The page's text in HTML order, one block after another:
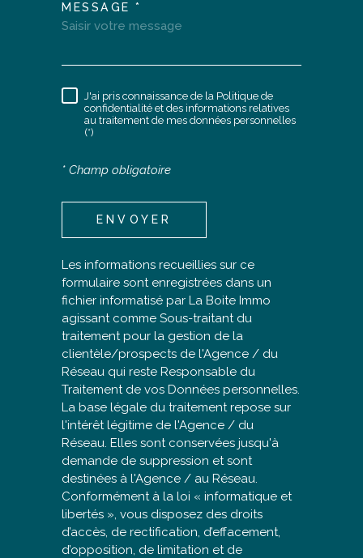
MESSAGE *
RÈGLEMENTATION
J'ai pris connaissance de la Politique de
confidentialité et des informations relatives
au traitement de mes données personnelles
(*)
* Champ obligatoire
ENVOYER
Les informations recueillies sur ce
formulaire sont enregistrées dans un
fichier informatisé par La Boite Immo
agissant comme Sous-traitant du
traitement pour la gestion de la
clientèle/prospects de l'Agence / du
Réseau qui reste Responsable du
Traitement de vos Données personnelles.
La base légale du traitement repose sur
l'intérêt légitime de l'Agence / du
Réseau. Elles sont conservées jusqu'à
demande de suppression et sont
destinées à l'Agence / au Réseau.
Conformément à la loi « informatique et
libertés », vous disposez des droits
d’accès, de rectification, d’effacement,
d’opposition, de limitation et de